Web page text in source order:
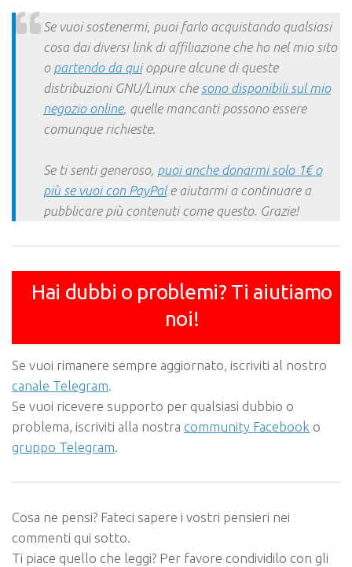
Se vuoi sostenermi, puoi farlo acquistando qualsiasi
cosa dai diversi link di affiliazione che ho nel mio sito
o partendo da quioppure alcune di queste
distribuzioni GNU/Linux che sono disponibili sul mio
negozio online, quelle mancanti possono essere
comunque richieste.
Se ti senti generoso, puoi anche donarmi solo 1€ o
più se vuoi con PayPale aiutarmi a continuare a
pubblicare più contenuti come questo. Grazie!
Hai dubbi o problemi? Ti aiutiamo
noi!
Se vuoi rimanere sempre aggiornato, iscriviti al nostro
canale Telegram.
Se vuoi ricevere supporto per qualsiasi dubbio o
problema, iscriviti alla nostra community Facebook o
gruppo Telegram.
Cosa ne pensi? Fateci sapere i vostri pensieri nei
commenti qui sotto.
Ti piace quello che leggi? Per favore condividilo con gli